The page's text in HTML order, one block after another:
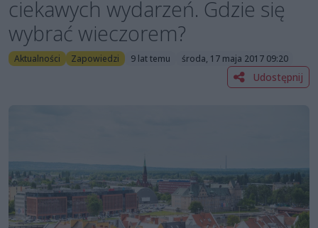
ciekawych wydarzeń. Gdzie się
wybrać wieczorem?
Aktualności Zapowiedzi 9 lat temu środa, 17 maja 2017 09:20
Udostępnij